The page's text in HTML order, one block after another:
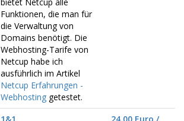
Funktionen, die man für
die Verwaltung von
Domains benötigt. Die
Webhosting-Tarife von
Netcup habe ich
ausführlich im Artikel
Netcup Erfahrungen -
Webhosting getestet.